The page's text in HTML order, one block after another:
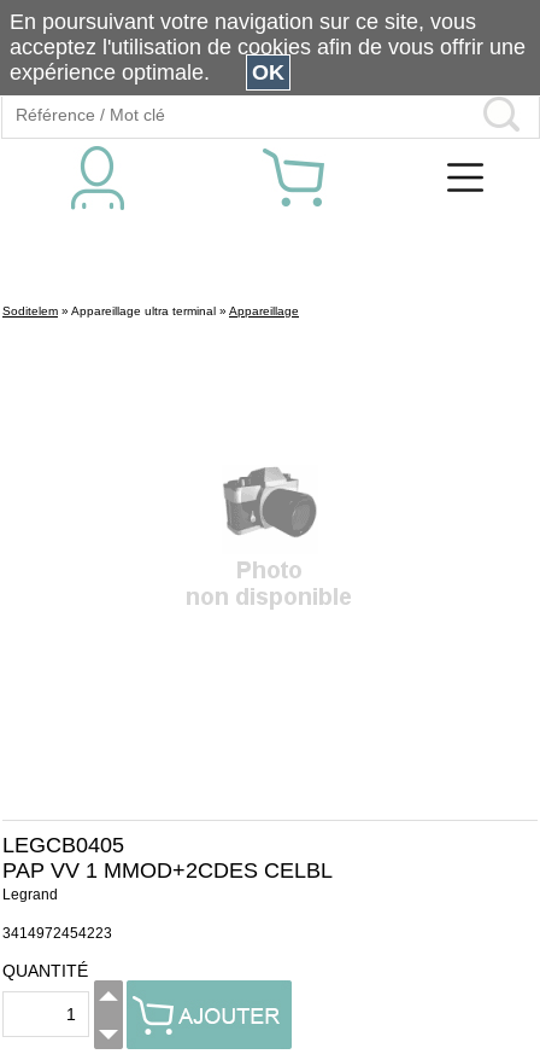
Soditelem » Appareillage ultra terminal » Appareillage
LEGCB0405
PAP VV 1 MMOD+2CDES CELBL
Legrand
3414972454223
QUANTITÉ
En poursuivant votre navigation sur ce site, vous
acceptez l'utilisation de cookies afin de vous offrir une
expérience optimale.
OK